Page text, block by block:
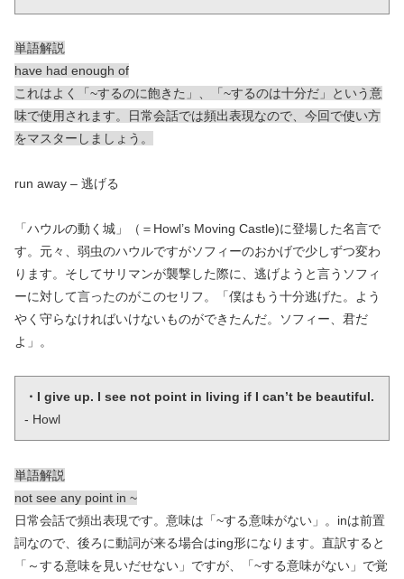
単語解説
have had enough of
これはよく「~するのに飽きた」、「~するのは十分だ」という意
味で使用されます。日常会話では頻出表現なので、今回で使い方
をマスターしましょう。
run away – 逃げる
「ハウルの動く城」（＝Howl’s Moving Castle)に登場した名言で
す。元々、弱虫のハウルですがソフィーのおかげで少しずつ変わ
ります。そしてサリマンが襲撃した際に、逃げようと言うソフィ
ーに対して言ったのがこのセリフ。「僕はもう十分逃げた。よう
やく守らなければいけないものができたんだ。ソフィー、君だ
よ」。
- Howl
単語解説
not see any point in ~
日常会話で頻出表現です。意味は「~する意味がない」。inは前置
詞なので、後ろに動詞が来る場合はing形になります。直訳すると
「～する意味を見いだせない」ですが、「~する意味がない」で覚